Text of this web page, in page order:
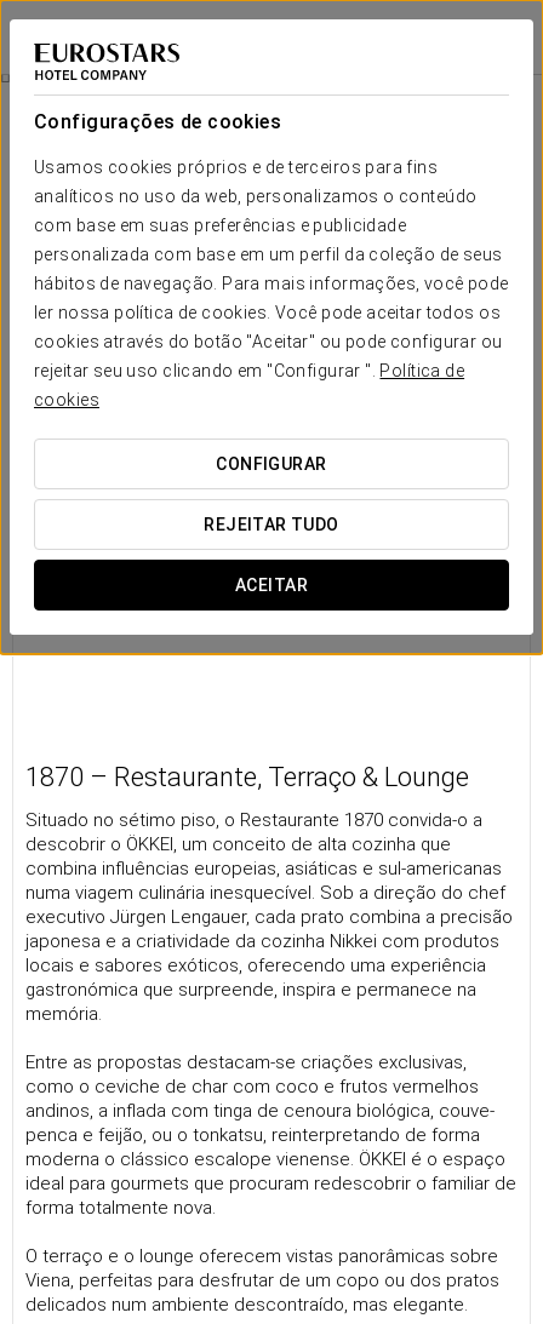
Configurações de cookies
Usamos cookies próprios e de terceiros para fins
analíticos no uso da web, personalizamos o conteúdo
com base em suas preferências e publicidade
personalizada com base em um perfil da coleção de seus
hábitos de navegação. Para mais informações, você pode
ler nossa política de cookies. Você pode aceitar todos os
cookies através do botão "Aceitar" ou pode configurar ou
rejeitar seu uso clicando em "Configurar ". Política de
cookies
CONFIGURAR
REJEITAR TUDO
ACEITAR
Eurostars Grand Hotel Wien
VIENA
1870 Restaurante
No ponto mais alto do hotel, onde a cidade se abre num
horizonte de telhados e luzes, nasce uma proposta
gastronómica que transcende fronteiras. ÖKKEI não é apenas
um restaurante: é um convite a viajar através dos sentidos, a
descobrir novas harmonias e a deixar-se surpreender por uma
cozinha que combina técnica, criatividade e um olhar
contemporâneo sobre o mundo.
1870 – Restaurante, Terraço & Lounge
Situado no sétimo piso, o Restaurante 1870 convida-o a
descobrir o ÖKKEI, um conceito de alta cozinha que
combina influências europeias, asiáticas e sul-americanas
numa viagem culinária inesquecível. Sob a direção do chef
executivo Jürgen Lengauer, cada prato combina a precisão
japonesa e a criatividade da cozinha Nikkei com produtos
locais e sabores exóticos, oferecendo uma experiência
gastronómica que surpreende, inspira e permanece na
memória.
Entre as propostas destacam-se criações exclusivas,
como o ceviche de char com coco e frutos vermelhos
andinos, a inflada com tinga de cenoura biológica, couve-
penca e feijão, ou o tonkatsu, reinterpretando de forma
moderna o clássico escalope vienense. ÖKKEI é o espaço
ideal para gourmets que procuram redescobrir o familiar de
forma totalmente nova.
O terraço e o lounge oferecem vistas panorâmicas sobre
Viena, perfeitas para desfrutar de um copo ou dos pratos
delicados num ambiente descontraído, mas elegante.